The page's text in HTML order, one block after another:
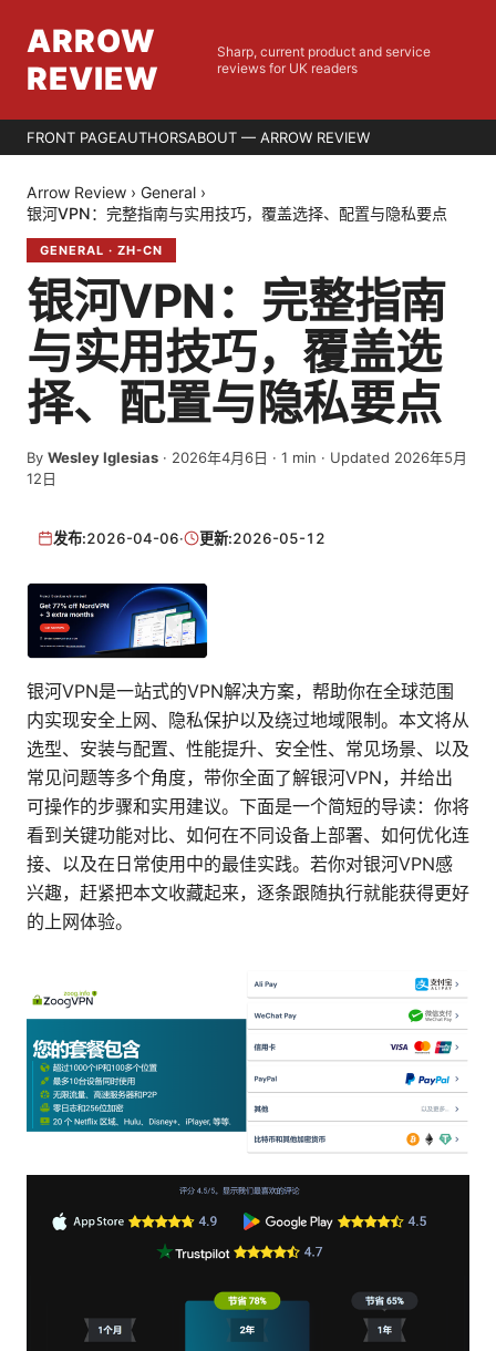
ARROW
REVIEW
Sharp, current product and service
reviews for UK readers
FRONT PAGEAUTHORSABOUT — ARROW REVIEW
Arrow Review › General ›
银河VPN：完整指南与实用技巧，覆盖选择、配置与隐私要点
GENERAL · ZH-CN
银河VPN：完整指南
与实用技巧，覆盖选
择、配置与隐私要点
By Wesley Iglesias · 2026年4月6日 · 1 min · Updated 2026年5月
12日
发布:2026-04-06· 更新:2026-05-12
银河VPN是一站式的VPN解决方案，帮助你在全球范围
内实现安全上网、隐私保护以及绕过地域限制。本文将从
选型、安装与配置、性能提升、安全性、常见场景、以及
常见问题等多个角度，带你全面了解银河VPN，并给出
可操作的步骤和实用建议。下面是一个简短的导读：你将
看到关键功能对比、如何在不同设备上部署、如何优化连
接、以及在日常使用中的最佳实践。若你对银河VPN感
兴趣，赶紧把本文收藏起来，逐条跟随执行就能获得更好
的上网体验。